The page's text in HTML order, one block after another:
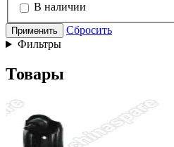
В наличии
Применить
Сбросить
Фильтры
Товары